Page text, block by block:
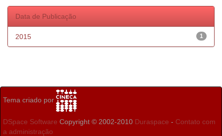
Data de Publicação
1
2015
Tema criado por
DSpace Software Copyright © 2002-2010 Duraspace - Contato com
a administração